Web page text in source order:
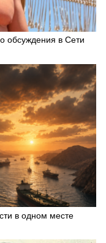
обсуждения в Сети
в одном месте